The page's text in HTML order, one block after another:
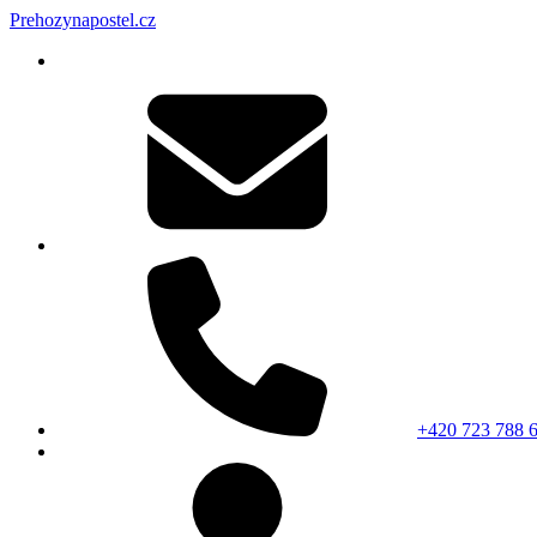
Prehozynapostel.cz
+420 723 788